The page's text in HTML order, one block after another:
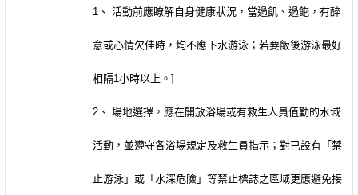
1 、 活動前應瞭解自身健康狀況，當過飢、過飽，有醉
意或心情欠佳時，均不應下水游泳；若要飯後游泳最好
相隔1小時以上。]
2 、 場地選擇，應在開放浴場或有救生人員值勤的水域
活動，並遵守各浴場規定及救生員指示；對已設有「禁
止游泳」或「水深危險」等禁止標誌之區域更應避免接